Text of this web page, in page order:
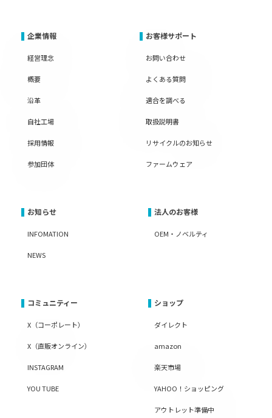
企業情報
経営理念
概要
沿革
自社工場
採用情報
参加団体
お客様サポート
お問い合わせ
よくある質問
適合を調べる
取扱説明書
リサイクルのお知らせ
ファームウェア
お知らせ
INFOMATION
NEWS
法人のお客様
OEM・ノベルティ
コミュニティー
X（コーポレート）
X（直販オンライン）
INSTAGRAM
YOU TUBE
ショップ
ダイレクト
amazon
楽天市場
YAHOO！ショッピング
アウトレット準備中